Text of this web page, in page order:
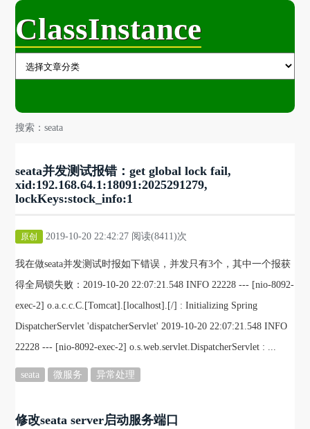
ClassInstance
搜索：seata
seata并发测试报错：get global lock fail,
xid:192.168.64.1:18091:2025291279,
lockKeys:stock_info:1
原创 2019-10-20 22:42:27 阅读(8411)次
我在做seata并发测试时报如下错误，并发只有3个，其中一个报获
得全局锁失败：2019-10-20 22:07:21.548 INFO 22228 --- [nio-8092-
exec-2] o.a.c.c.C.[Tomcat].[localhost].[/] : Initializing Spring
DispatcherServlet 'dispatcherServlet' 2019-10-20 22:07:21.548 INFO
22228 --- [nio-8092-exec-2] o.s.web.servlet.DispatcherServlet : ...
seata 微服务 异常处理
修改seata server启动服务端口